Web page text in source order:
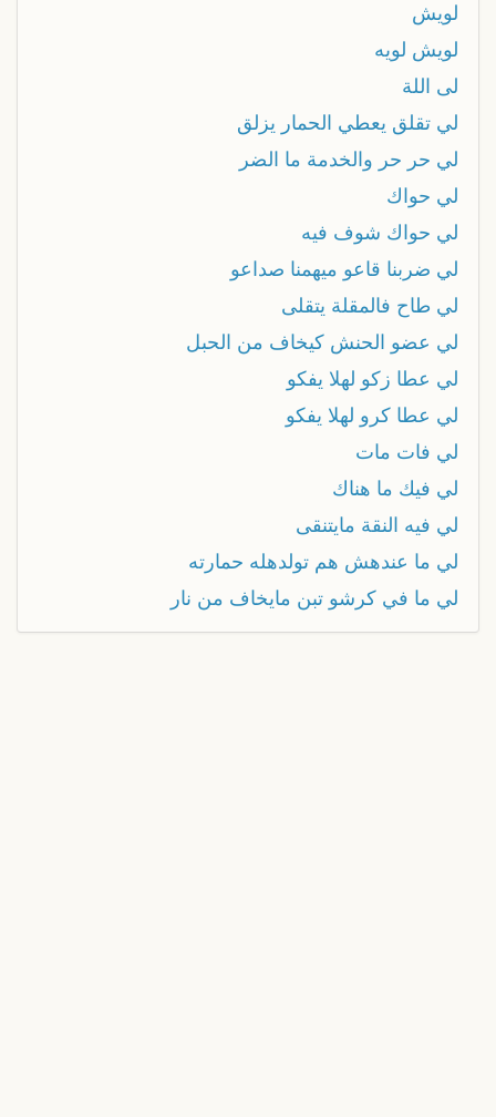
لويش
لويش لويه
لى اللة
لي تقلق يعطي الحمار يزلق
لي حر حر والخدمة ما الضر
لي حواك
لي حواك شوف فيه
لي ضربنا قاعو ميهمنا صداعو
لي طاح فالمقلة يتقلى
لي عضو الحنش كيخاف من الحبل
لي عطا زكو لهلا يفكو
لي عطا كرو لهلا يفكو
لي فات مات
لي فيك ما هناك
لي فيه النقة مايتنقى
لي ما عندهش هم تولدهله حمارته
لي ما في كرشو تبن مايخاف من نار